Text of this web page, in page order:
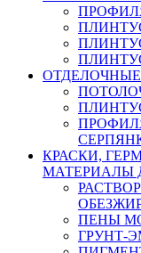
КРАСКИ,
МАТЕРИАЛЫ
ПЕНЫ
ГРУНТ-